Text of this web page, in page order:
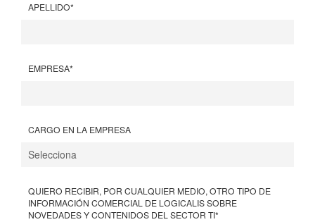
APELLIDO*
EMPRESA*
CARGO EN LA EMPRESA
QUIERO RECIBIR, POR CUALQUIER MEDIO, OTRO TIPO DE
INFORMACIÓN COMERCIAL DE LOGICALIS SOBRE
NOVEDADES Y CONTENIDOS DEL SECTOR TI*